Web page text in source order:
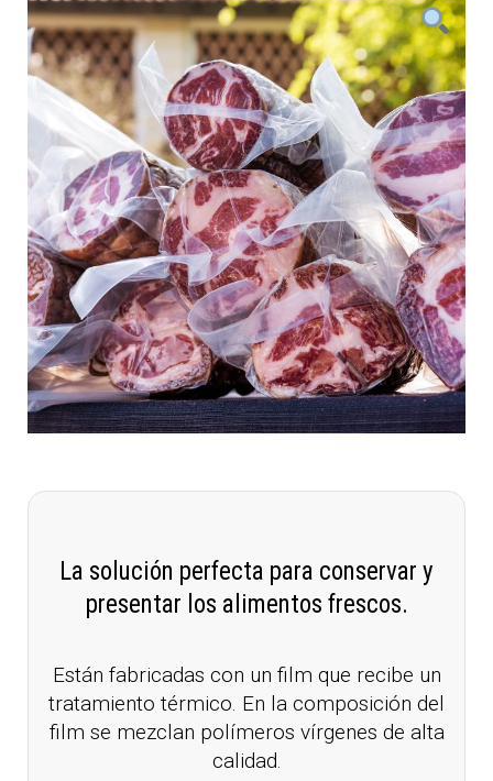
La solución perfecta para conservar y
presentar los alimentos frescos.
Están fabricadas con un film que recibe un
tratamiento térmico. En la composición del
film se mezclan polímeros vírgenes de alta
calidad.